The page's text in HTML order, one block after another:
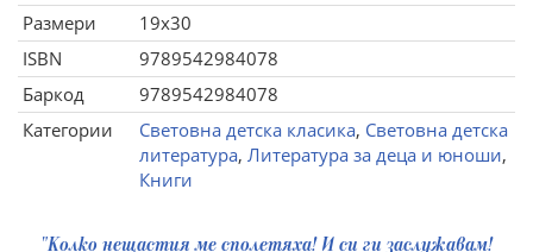
Размери
19x30
ISBN
9789542984078
Баркод
9789542984078
Категории
Световна детска класика, Световна детска
литература, Литература за деца и юноши,
Книги
"Колко нещастия ме сполетяха! И си ги заслужавам!